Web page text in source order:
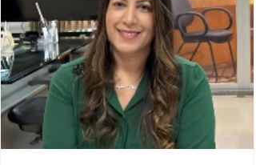
em vitrines para promoção de nomes que
pretendem disputar as eleições. No caso
Itabela, segundo o Ministério Público
Eleitoral, a distribuição de bonés
personalizados com o nome de Jânio Natal